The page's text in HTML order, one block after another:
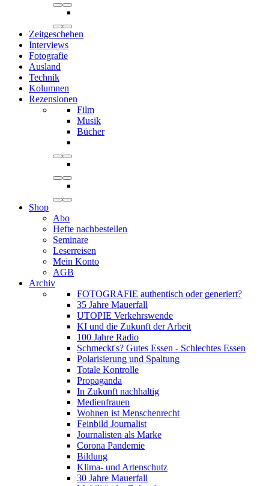
Zeitgeschehen
Interviews
Fotografie
Ausland
Technik
Kolumnen
Rezensionen
Film
Musik
Bücher
Shop
Abo
Hefte nachbestellen
Seminare
Leserreisen
Mein Konto
AGB
Archiv
FOTOGRAFIE authentisch oder generiert?
35 Jahre Mauerfall
UTOPIE Verkehrswende
KI und die Zukunft der Arbeit
100 Jahre Radio
Schmeckt's? Gutes Essen - Schlechtes Essen
Polarisierung und Spaltung
Totale Kontrolle
Propaganda
In Zukunft nachhaltig
Medienfrauen
Wohnen ist Menschenrecht
Feinbild Journalist
Journalisten als Marke
Corona Pandemie
Bildung
Klima- und Artenschutz
30 Jahre Mauerfall